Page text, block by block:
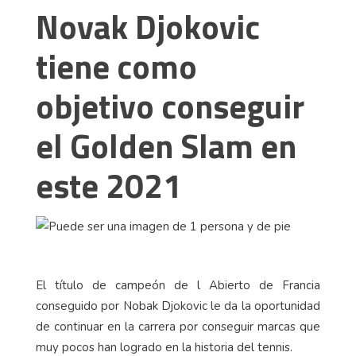
Novak Djokovic
tiene como
objetivo conseguir
el Golden Slam en
este 2021
El título de campeón de l Abierto de Francia
conseguido por Nobak Djokovic le da la oportunidad
de continuar en la carrera por conseguir marcas que
muy pocos han logrado en la historia del tennis.